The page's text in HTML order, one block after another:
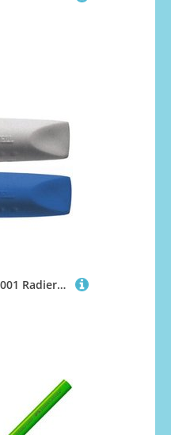
FABER-CASTELL 187001 Radiergummi Grip 2001 eraser cap 2-er Set sortiert grau/rot/blau